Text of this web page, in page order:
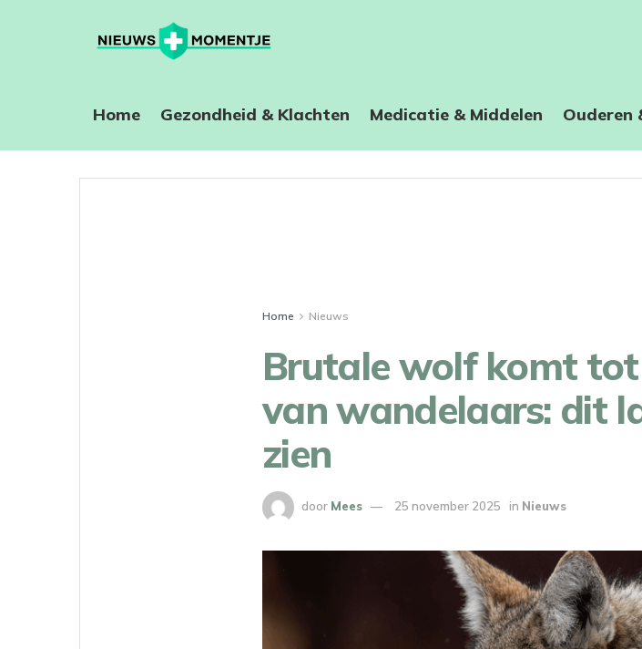
Home ⁠Gezondheid & Klachten Medicatie & Middelen Ouderen
Home Nieuws
Brutale wolf komt tot
van wandelaars: dit
zien
door Mees 25 november 2025 in Nieuws